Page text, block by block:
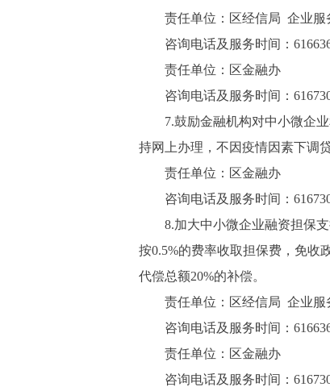
责任单位：区经信局 企业服
咨询电话及服务时间：
责任单位：区金融办
咨询电话及服务时间：
7.鼓励金融机构对中小微企业
持网上办理，不因疫情因素下调
责任单位：区金融办
咨询电话及服务时间：
8.加大中小微企业融资担保支
按0.5%的费率收取担保费，免收
代偿总额20%的补偿。
责任单位：区经信局 企业服
咨询电话及服务时间：
责任单位：区金融办
咨询电话及服务时间：